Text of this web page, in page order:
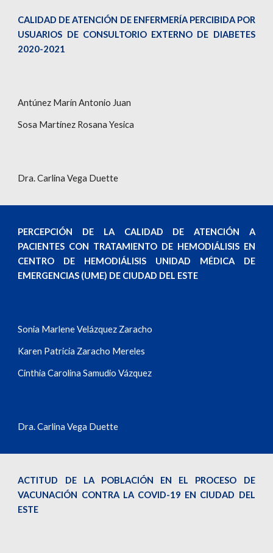
CALIDAD DE ATENCIÓN DE ENFERMERÍA PERCIBIDA POR
USUARIOS DE CONSULTORIO EXTERNO DE DIABETES
2020-2021
Antúnez Marín Antonio Juan
Sosa Martínez Rosana Yesica
Dra. Carlina Vega Duette
PERCEPCIÓN DE LA CALIDAD DE ATENCIÓN A
PACIENTES CON TRATAMIENTO DE HEMODIÁLISIS EN
CENTRO DE HEMODIÁLISIS UNIDAD MÉDICA DE
EMERGENCIAS (UME) DE CIUDAD DEL ESTE
Sonia Marlene Velázquez Zaracho
Karen Patricia Zaracho Mereles
Cinthia Carolina Samudio Vázquez
Dra. Carlina Vega Duette
ACTITUD DE LA POBLACIÓN EN EL PROCESO DE
VACUNACIÓN CONTRA LA COVID-19 EN CIUDAD DEL
ESTE